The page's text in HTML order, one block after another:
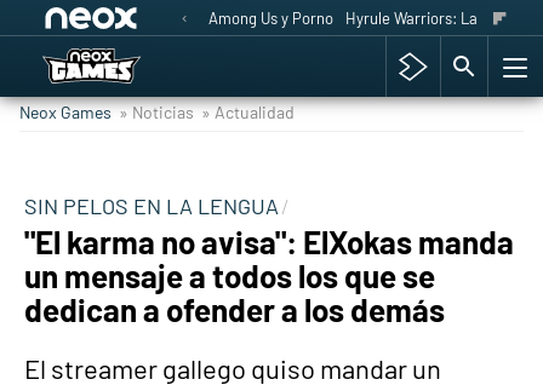
Among Us y Porno Hyrule Warriors: La Era del
Neox Games » Noticias » Actualidad
SIN PELOS EN LA LENGUA
"El karma no avisa": ElXokas manda
un mensaje a todos los que se
dedican a ofender a los demás
El streamer gallego quiso mandar un